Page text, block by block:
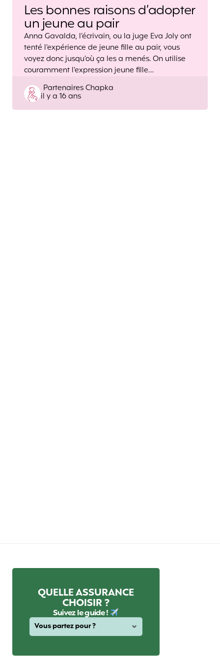
Les bonnes raisons d’adopter
un jeune au pair
Anna Gavalda, l’écrivain, ou la juge Eva Joly ont
tenté l’expérience de jeune fille au pair, vous
voyez donc jusqu’où ça les a menés. On utilise
couramment l’expression jeune fille…
Posted
by
Partenaires Chapka
il y a 16 ans
QUELLE ASSURANCE
CHOISIR ?
Suivez le guide !